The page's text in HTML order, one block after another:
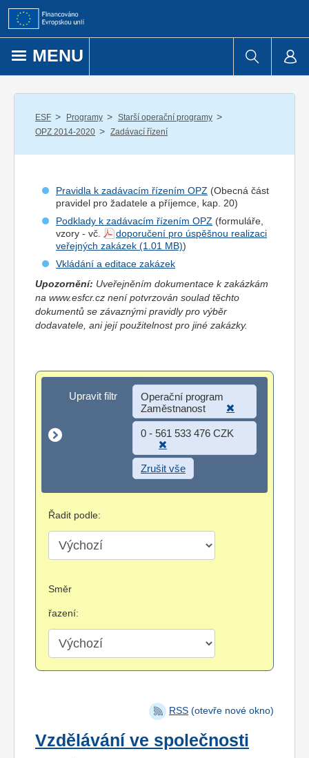
Přejít k obsahu
MENU
ESF / Programy / Starší operační programy /
OPZ 2014-2020 / Zadávací řízení
Pravidla k zadávacím řízením OPZ (Obecná část
pravidel pro žadatele a příjemce , kap. 20)
Podklady k zadávacím řízením OPZ (formuláře,
vzory - vč.
doporučení pro úspěšnou realizaci
veřejných zakázek
)
Vkládání a editace zakázek
Upozornění: Uveřejněním dokumentace k zakázkám
na www.esfcr.cz není potvrzován soulad těchto
dokumentů se závaznými pravidly pro výběr
dodavatele, ani její použitelnost pro jiné zakázky.
Upravit filtr
Upravit filtr
Operační program
Zaměstnanost
0 - 561 533 476 CZK
Zrušit vše
Řadit podle:
Směr
řazení:
RSS (otevře nové okno)
Vzdělávání ve společnosti